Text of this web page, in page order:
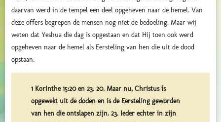
daarvan werd in de tempel een deel opgeheven naar de hemel. Van
deze offers begrepen de mensen nog niet de bedoeling. Maar wij
weten dat Yeshua die dag is opgestaan en dat Hij toen ook werd
opgeheven naar de hemel als Eersteling van hen die uit de dood
opstaan.
1 Korinthe 15:20 en 23. 20. Maar nu, Christus ís
opgewekt uit de doden en is de Eersteling geworden
van hen die ontslapen zijn. 23. Ieder echter in zijn